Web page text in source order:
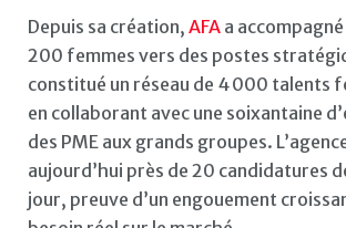
Depuis sa création, AFA a
200 femmes vers des postes
constitué un réseau de 4 000 talents
en collaborant avec une soixantaine
des PME aux grands groupes.
aujourd’hui près de 20 candidatures
jour, preuve d’un engouement